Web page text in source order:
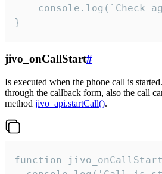
}
jivo_onCallStart#
Is executed when the phone call is
through the callback form, also the call
method jivo_api.startCall().
function